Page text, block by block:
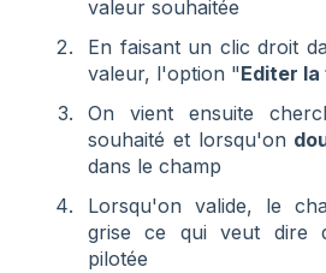
valeur souhaitée
En faisant un clic droit
valeur, l'option "Editer
On vient ensuite
souhaité et lorsqu'on
dans le champ
Lorsqu'on valide, le
grise ce qui veut dire
pilotée